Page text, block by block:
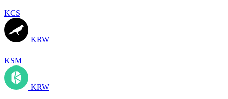
KCS
KRW
KSM
KRW